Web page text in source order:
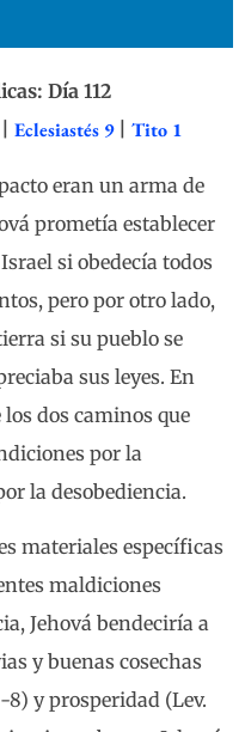
Día 112
Eclesiastés 9| Tito 1
eran un arma de
prometía establecer
si obedecía todos
pero por otro lado,
si su pueblo se
sus leyes. En
dos caminos que
por la
la desobediencia.
materiales específicas
maldiciones
Jehová bendeciría a
y buenas cosechas
8) y prosperidad (Lev.